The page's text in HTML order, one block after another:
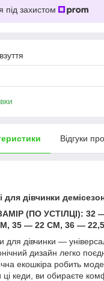
під захистом
Відгуки
для дівчинки
(ПО УСТІЛЦІ): 32
35 — 22 СМ, 36 —
для дівчинки —
дизайн легко
екошкіра робить
ці кеди, ви обираєте